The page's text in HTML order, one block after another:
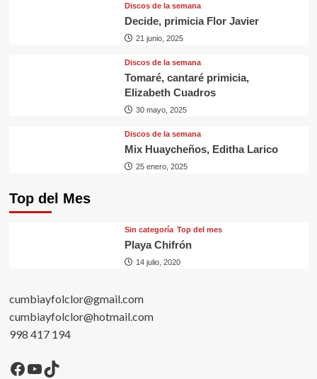
Discos de la semana
Decide, primicia Flor Javier
21 junio, 2025
Discos de la semana
Tomaré, cantaré primicia,
Elizabeth Cuadros
30 mayo, 2025
Discos de la semana
Mix Huaycheños, Editha Larico
25 enero, 2025
Top del Mes
Sin categorí­a Top del mes
Playa Chifrón
14 julio, 2020
cumbiayfolclor@gmail.com
cumbiayfolclor@hotmail.com
998 417 194
Facebook
YouTube
TikTok